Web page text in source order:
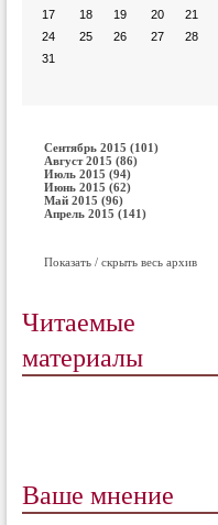
17
18 19 20 21
24
25 26 27 28
31
Сентябрь 2015 (101)
Август 2015 (86)
Июль 2015 (94)
Июнь 2015 (62)
Май 2015 (96)
Апрель 2015 (141)
Показать / скрыть весь архив
Читаемые
материалы
Ваше мнение